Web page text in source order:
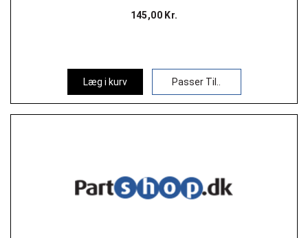
145,00 Kr.
Læg i kurv Passer Til..